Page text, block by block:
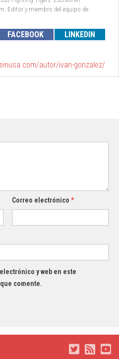
Editor y miembro del equipo de
FACEBOOK
LINKEDIN
autor/ivan-gonzalez/
Correo electrónico*
y web en este
comente.